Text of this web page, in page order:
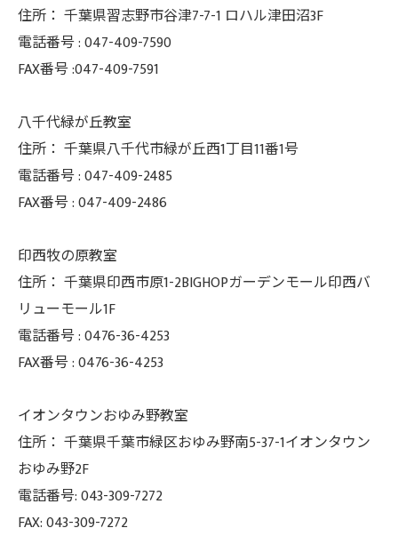
住所： 千葉県習志野市谷津7-7-1 ロハル津田沼3F
電話番号 :047-409-7590
FAX番号 :047-409-7591
八千代緑が丘教室
住所： 千葉県八千代市緑が丘西1丁目11番1号
電話番号 :047-409-2485
FAX番号 :047-409-2486
印西牧の原教室
住所： 千葉県印西市原1-2BIGHOPガーデンモール印西バ
リューモール1F
電話番号 :0476-36-4253
FAX番号 :0476-36-4253
イオンタウンおゆみ野教室
住所： 千葉県千葉市緑区おゆみ野南5-37-1イオンタウン
おゆみ野2F
電話番号: 043-309-7272
FAX: 043-309-7272